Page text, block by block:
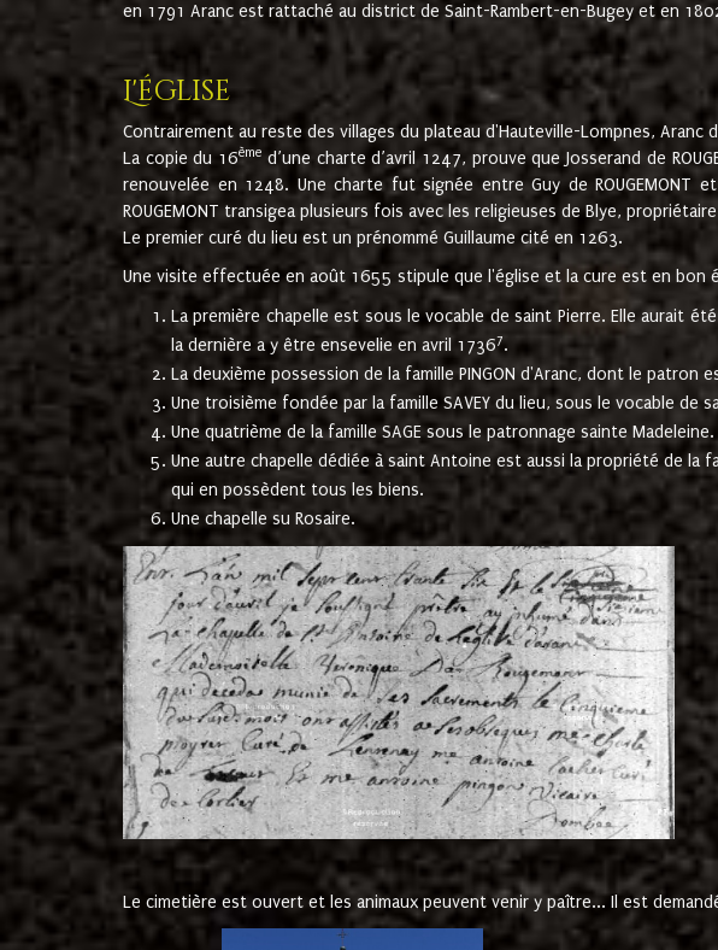
en 1791 Aranc est rattaché au district de Saint-Rambert-en-Bugey et en
L'église
Contrairement au reste des villages du plateau d'Hauteville-Lompnes,
La copie du 16ème d’une charte d’avril 1247, prouve que Josserand de
renouvelée en 1248. Une charte fut signée entre Guy de
ROUGEMONT transigea plusieurs fois avec les religieuses de Blye,
Le premier curé du lieu est un prénommé Guillaume cité en 1263.
Une visite effectuée en août 1655 stipule que l'église et la cure est en
La première chapelle est sous le vocable de saint Pierre. Elle aurait été
la dernière a y être ensevelie en avril 17367.
La deuxième possession de la famille PINGON d'Aranc, dont le patron
Une troisième fondée par la famille SAVEY du lieu, sous le vocable de
Une quatrième de la famille SAGE sous le patronnage sainte
Une autre chapelle dédiée à saint Antoine est aussi la propriété de la
qui en possèdent tous les biens.
Une chapelle su Rosaire.
Le cimetière est ouvert et les animaux peuvent venir y paître... Il est